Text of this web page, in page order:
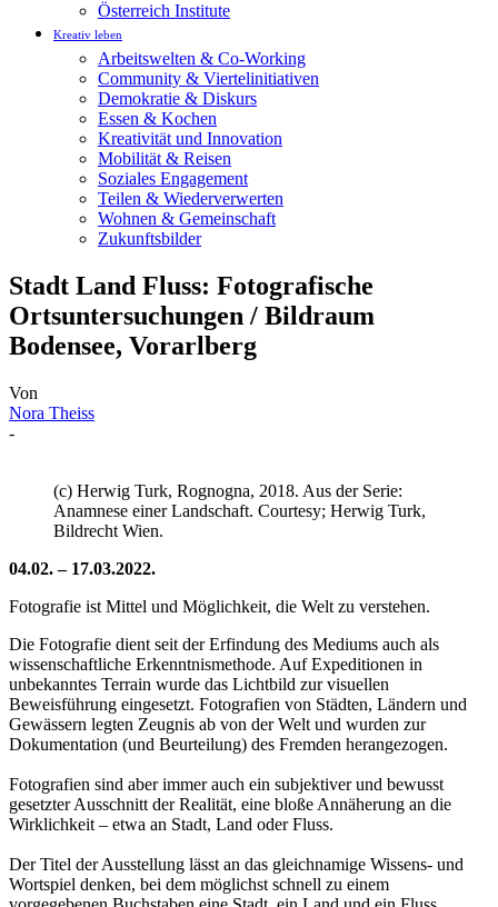
Österreich Institute
Kreativ leben
Arbeitswelten & Co-Working
Community & Viertelinitiativen
Demokratie & Diskurs
Essen & Kochen
Kreativität und Innovation
Mobilität & Reisen
Soziales Engagement
Teilen & Wiederverwerten
Wohnen & Gemeinschaft
Zukunftsbilder
Stadt Land Fluss: Fotografische
Ortsuntersuchungen / Bildraum
Bodensee, Vorarlberg
Von
Nora Theiss
-
(c) Herwig Turk, Rognogna, 2018. Aus der Serie:
Anamnese einer Landschaft. Courtesy; Herwig Turk,
Bildrecht Wien.
04.02. – 17.03.2022.
Fotografie ist Mittel und Möglichkeit, die Welt zu verstehen.
Die Fotografie dient seit der Erfindung des Mediums auch als
wissenschaftliche Erkenntnismethode. Auf Expeditionen in
unbekanntes Terrain wurde das Lichtbild zur visuellen
Beweisführung eingesetzt. Fotografien von Städten, Ländern und
Gewässern legten Zeugnis ab von der Welt und wurden zur
Dokumentation (und Beurteilung) des Fremden herangezogen.
Fotografien sind aber immer auch ein subjektiver und bewusst
gesetzter Ausschnitt der Realität, eine bloße Annäherung an die
Wirklichkeit – etwa an Stadt, Land oder Fluss.
Der Titel der Ausstellung lässt an das gleichnamige Wissens- und
Wortspiel denken, bei dem möglichst schnell zu einem